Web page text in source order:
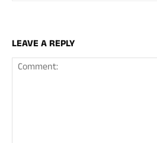
LEAVE A REPLY